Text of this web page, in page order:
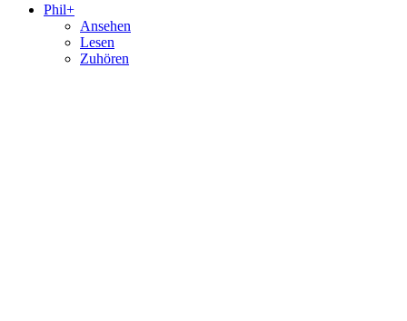
Phil+
Ansehen
Lesen
Zuhören